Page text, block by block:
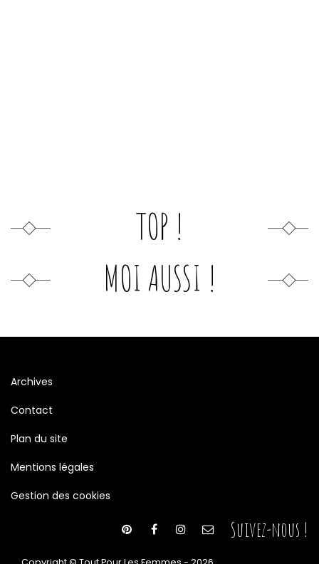
TOP !
MOI AUSSI !
Archives
Contact
Plan du site
Mentions légales
Gestion des cookies
Suivez-nous !